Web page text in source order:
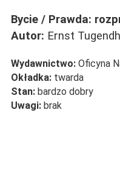
Bycie / Prawda:
Autor: Ernst
Wydawnictwo: Oficyna
Okładka: twarda
Stan: bardzo dobry
Uwagi: brak